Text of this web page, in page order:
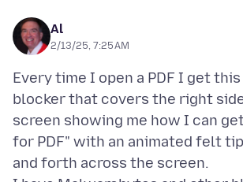
Al
2/13/25, 7:25 AM
Every time I open a PDF I get
blocker that covers the right
screen showing me how I can
for PDF" with an animated felt
and forth across the screen.